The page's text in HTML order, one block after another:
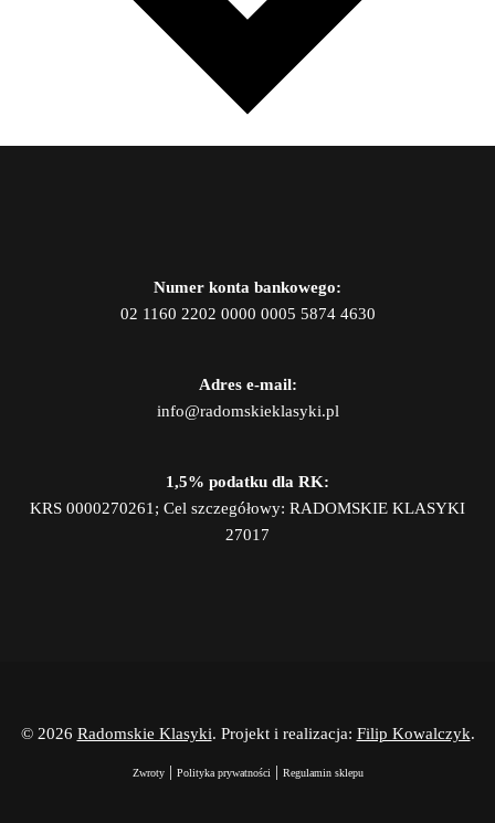
Numer konta bankowego:
02 1160 2202 0000 0005 5874 4630
Adres e-mail:
info@radomskieklasyki.pl
1,5% podatku dla RK:
KRS 0000270261; Cel szczegółowy: RADOMSKIE KLASYKI
27017
© 2026 Radomskie Klasyki. Projekt i realizacja: Filip Kowalczyk.
Zwroty| Polityka prywatności| Regulamin sklepu